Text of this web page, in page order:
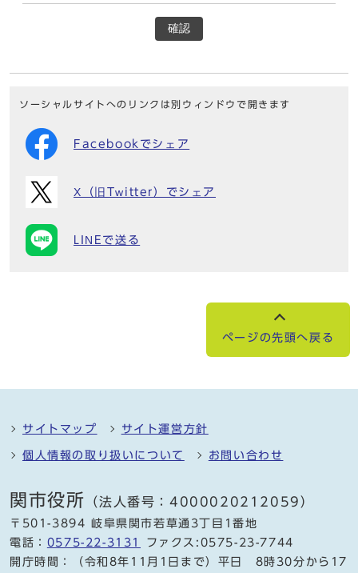
確認
ソーシャルサイトへのリンクは別ウィンドウで開きます
Facebookでシェア
X（旧Twitter）でシェア
LINEで送る
ページの先頭へ戻る
サイトマップ サイト運営方針
個人情報の取り扱いについて お問い合わせ
関市役所 （法人番号：4000020212059）
〒501-3894 岐阜県関市若草通3丁目1番地
電話： 0575-22-3131
ファクス:0575-23-7744
開庁時間：（令和8年11月1日まで）平日 8時30分から17